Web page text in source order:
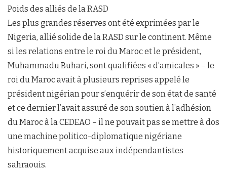
Poids des alliés de la RASD
Les plus grandes réserves ont été exprimées par le
Nigeria, allié solide de la RASD sur le continent. Même
si les relations entre le roi du Maroc et le président,
Muhammadu Buhari, sont qualifiées « d’amicales » – le
roi du Maroc avait à plusieurs reprises appelé le
président nigérian pour s’enquérir de son état de santé
et ce dernier l’avait assuré de son soutien à l’adhésion
du Maroc à la CEDEAO – il ne pouvait pas se mettre à dos
une machine politico-diplomatique nigériane
historiquement acquise aux indépendantistes
sahraouis.